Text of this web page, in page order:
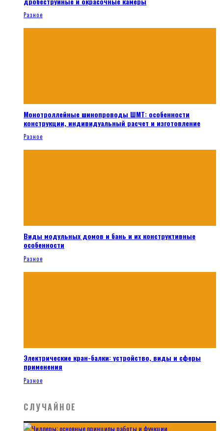
Разное
Монотроллейные шинопроводы ШМТ: особенности
конструкции, индивидуальный расчет и изготовление
Разное
Виды модульных домов и бань и их конструктивные
особенности
Разное
Электрические кран-балки: устройство, виды и сферы
применения
Разное
СЛУЧАЙНОЕ